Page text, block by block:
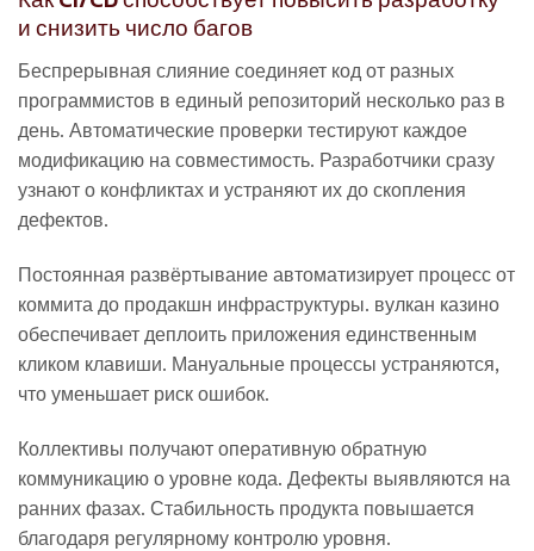
и снизить число багов
Беспрерывная слияние соединяет код от разных
программистов в единый репозиторий несколько раз в
день. Автоматические проверки тестируют каждое
модификацию на совместимость. Разработчики сразу
узнают о конфликтах и устраняют их до скопления
дефектов.
Постоянная развёртывание автоматизирует процесс от
коммита до продакшн инфраструктуры. вулкан казино
обеспечивает деплоить приложения единственным
кликом клавиши. Мануальные процессы устраняются,
что уменьшает риск ошибок.
Коллективы получают оперативную обратную
коммуникацию о уровне кода. Дефекты выявляются на
ранних фазах. Стабильность продукта повышается
благодаря регулярному контролю уровня.